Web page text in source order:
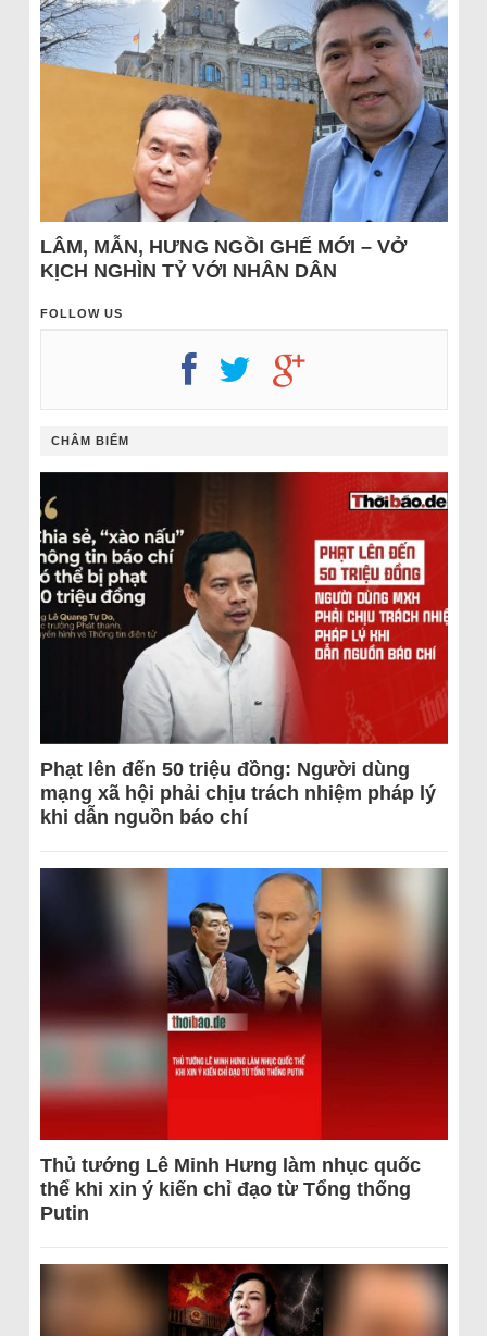
LÂM, MẪN, HƯNG NGỒI GHẾ MỚI – VỞ
KỊCH NGHÌN TỶ VỚI NHÂN DÂN
FOLLOW US
CHÂM BIẾM
Phạt lên đến 50 triệu đồng: Người dùng
mạng xã hội phải chịu trách nhiệm pháp lý
khi dẫn nguồn báo chí
Thủ tướng Lê Minh Hưng làm nhục quốc
thể khi xin ý kiến chỉ đạo từ Tổng thống
Putin